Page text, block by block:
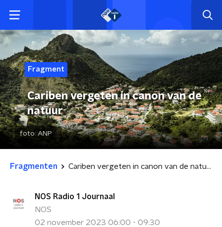
Fragment
Cariben vergeten in canon van de
natuur
foto: ANP
Fragmenten Cariben vergeten in canon van de natuur
NOS Radio 1 Journaal
NOS
02 november 2023 06:00 - 09:30